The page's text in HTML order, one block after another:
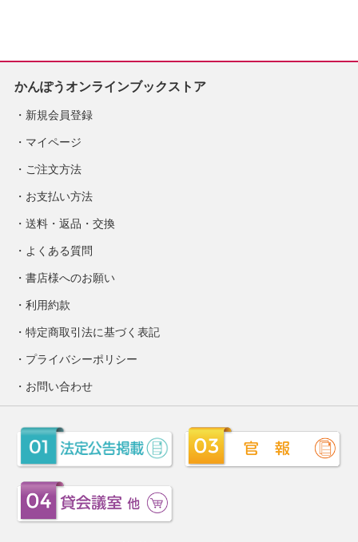
かんぽうオンラインブックストア
新規会員登録
マイページ
ご注文方法
お支払い方法
送料・返品・交換
よくある質問
書店様へのお願い
利用約款
特定商取引法に基づく表記
プライバシーポリシー
お問い合わせ